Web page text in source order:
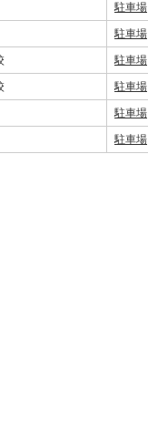
駐車場
駐車場
駐車場
駐車場
駐車場
駐車場